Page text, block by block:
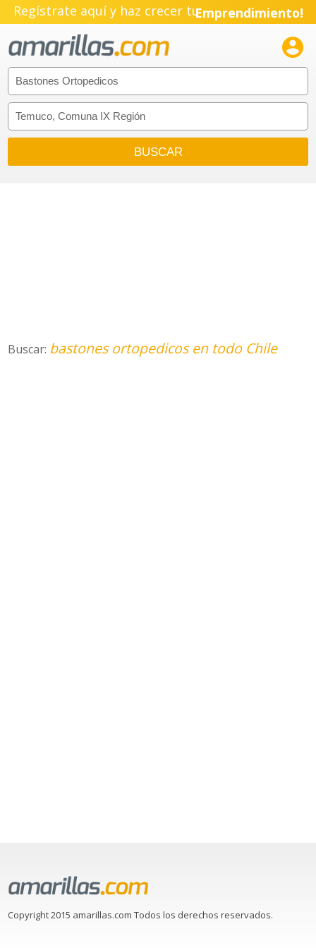
Regístrate aquí y haz crecer tuEmprendimiento!

Buscar: bastones ortopedicos en todo Chile
Copyright 2015 amarillas.com Todos los derechos reservados.